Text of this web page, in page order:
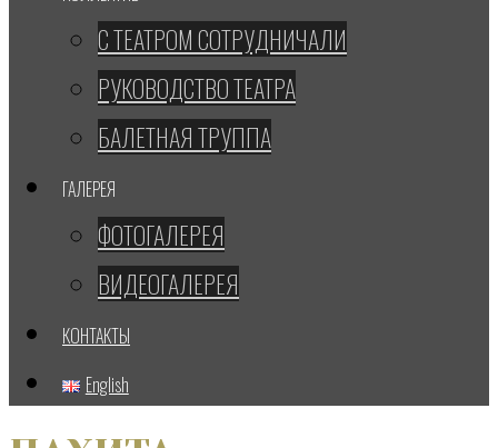
С ТЕАТРОМ СОТРУДНИЧАЛИ
РУКОВОДСТВО ТЕАТРА
БАЛЕТНАЯ ТРУППА
ГАЛЕРЕЯ
ФОТОГАЛЕРЕЯ
ВИДЕОГАЛЕРЕЯ
КОНТАКТЫ
English